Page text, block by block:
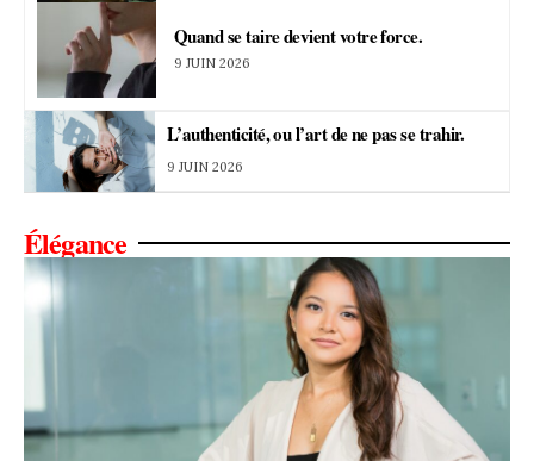
Quand se taire devient votre force.
9 JUIN 2026
L’authenticité, ou l’art de ne pas se trahir.
9 JUIN 2026
Élégance